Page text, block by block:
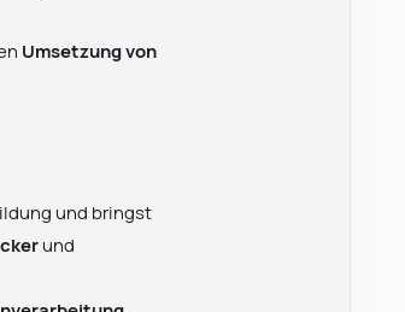
Umsetzung von
und bringst
und